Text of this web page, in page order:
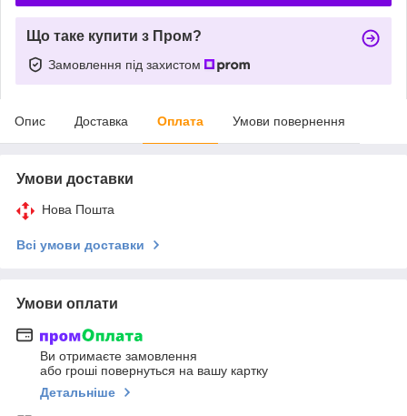
Що таке купити з Пром?
Замовлення під захистом
Опис Доставка Оплата Умови повернення
Умови доставки
Нова Пошта
Всі умови доставки
Умови оплати
Ви отримаєте замовлення
або гроші повернуться на вашу картку
Детальніше